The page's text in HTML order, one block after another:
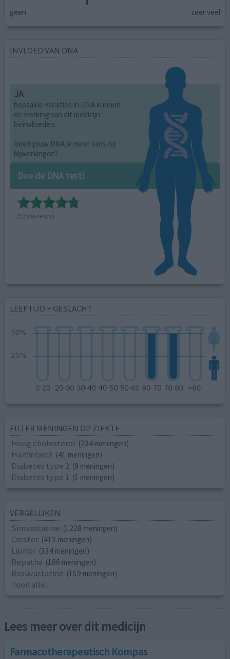
geen zeer veel
INVLOED VAN DNA
JA
bepaalde variaties in DNA kunnen
de werking van dit medicijn
beïnvloeden.
Geeft jouw DNA je meer kans op
bijwerkingen?
Doe de DNA test!
(52 reviews)
LEEFTIJD + GESLACHT
FILTER MENINGEN OP ZIEKTE
Hoog cholesterol (234 meningen)
Hartinfarct (41 meningen)
Diabetes type 2 (9 meningen)
Diabetes type 1 (5 meningen)
VERGELIJKEN
Simvastatine (1228 meningen)
Crestor (413 meningen)
Lipitor (334 meningen)
Repatha (186 meningen)
Rosuvastatine (159 meningen)
Toon alle...
Lees meer over dit medicijn
Farmacotherapeutisch Kompas